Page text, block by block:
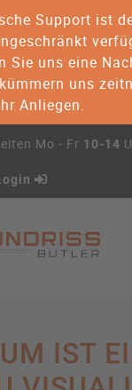
Support ist
Sie uns eine
uns
Anliegen.
Mo - Fr 10-14
IST